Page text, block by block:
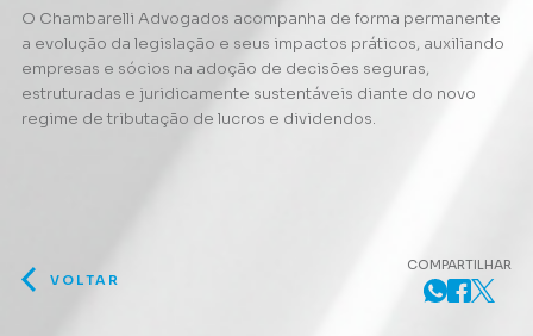
O Chambarelli Advogados acompanha de forma permanente
a evolução da legislação e seus impactos práticos, auxiliando
empresas e sócios na adoção de decisões seguras,
estruturadas e juridicamente sustentáveis diante do novo
regime de tributação de lucros e dividendos.
VOLTAR
COMPARTILHAR